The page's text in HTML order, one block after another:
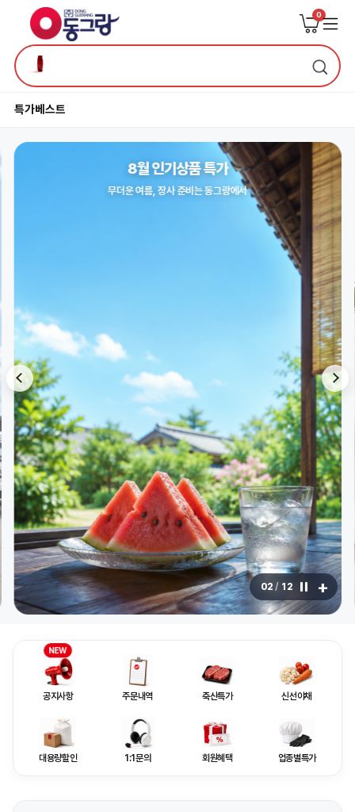
0
특가베스트
냉면·막국수 할인!
여름 매출 올리는 시원한 한 그릇
03 / 12 +
NEW
공지사항 주문내역 축산특가 신선야채
대용량할인 1:1문의 회원혜택 업종별특가